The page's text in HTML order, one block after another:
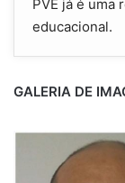
PVE já é uma
educacional.
GALERIA DE